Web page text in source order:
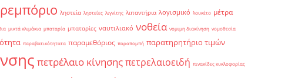
ληστεία ληστείες λιγνίτης λιπαντήρια λογισμικό λουκέτο μέτρα
μικτά κλιμάκια μπαταρία μπαταρίες ναυτιλιακό νοθεία νομιμη διακίνηση νομοθεσία
παραβατικότητατα παραμεθόριος παραπομπή παρατηρητήριο τιμών
πετρέλαιο κίνησηςπετρελαιοειδή πινακίδες κυκλοφορίας